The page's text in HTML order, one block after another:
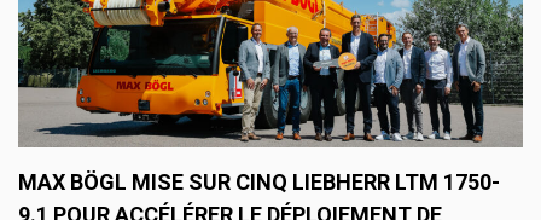
MAX BÖGL MISE SUR CINQ LIEBHERR LTM 1750-
9.1 POUR ACCÉLÉRER LE DÉPLOIEMENT DE